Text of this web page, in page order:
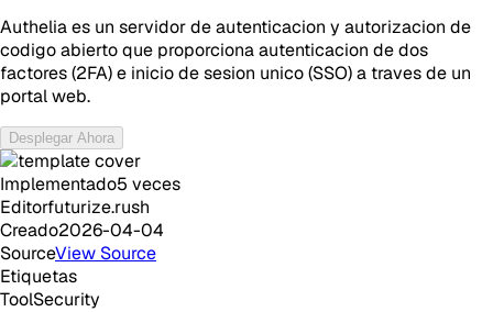
Authelia es un servidor de autenticacion y autorizacion de
codigo abierto que proporciona autenticacion de dos
factores (2FA) e inicio de sesion unico (SSO) a traves de un
portal web.
Desplegar Ahora
Implementado5 veces
Editorfuturize.rush
Creado2026-04-04
SourceView Source
Etiquetas
ToolSecurity